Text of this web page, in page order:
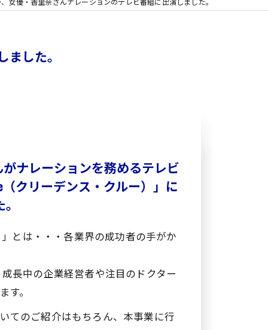
した。
ナレーションを務めるテレビ
（クリーデンス・クルー）」に
とは・・・各業界の成功者の手がか
長中の企業経営者や注目のドクター
す。
てのご紹介はもちろん、本事業に行